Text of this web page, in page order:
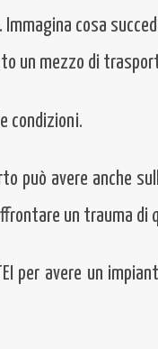
cosa
un mezzo di
condizioni.
può avere anche
un trauma di
per avere un